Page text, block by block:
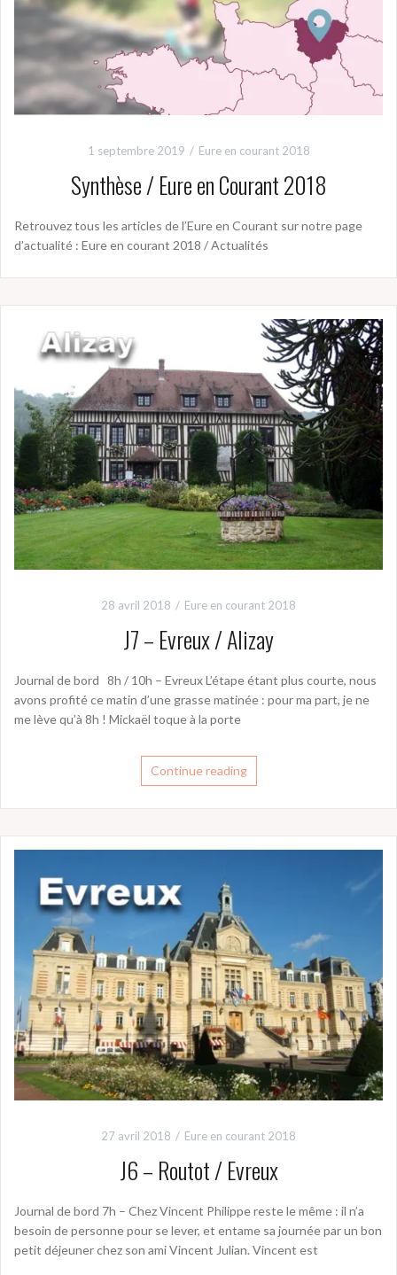
1 septembre 2019 Eure en courant 2018
Synthèse / Eure en Courant 2018
Retrouvez tous les articles de l’Eure en Courant sur notre page
d’actualité : Eure en courant 2018 / Actualités
28 avril 2018 Eure en courant 2018
J7 – Evreux / Alizay
Journal de bord 8h / 10h – Evreux L’étape étant plus courte, nous
avons profité ce matin d’une grasse matinée : pour ma part, je ne
me lève qu’à 8h ! Mickaël toque à la porte
Continue reading
27 avril 2018 Eure en courant 2018
J6 – Routot / Evreux
Journal de bord 7h – Chez Vincent Philippe reste le même : il n’a
besoin de personne pour se lever, et entame sa journée par un bon
petit déjeuner chez son ami Vincent Julian. Vincent est